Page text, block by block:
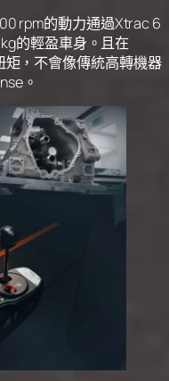
rpm的動力通過Xtrac 6
的輕盈車身。且在
矩，不會像傳統高轉機器
。